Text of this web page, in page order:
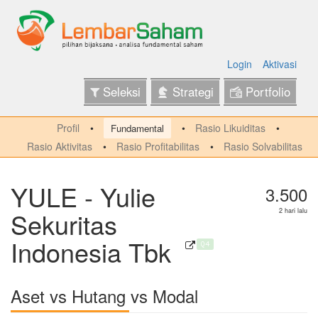
Login Aktivasi
Seleksi Strategi Portfolio
Profil Fundamental
Rasio Likuiditas
Rasio Aktivitas
Rasio Profitabilitas Rasio Solvabilitas
YULE - Yulie
Sekuritas
Indonesia Tbk Q4
3.500
2 hari lalu
Aset vs Hutang vs Modal